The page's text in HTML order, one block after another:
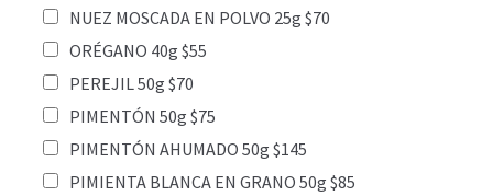
NUEZ MOSCADA EN POLVO 25g $70
ORÉGANO 40g $55
PEREJIL 50g $70
PIMENTÓN 50g $75
PIMENTÓN AHUMADO 50g $145
PIMIENTA BLANCA EN GRANO 50g $85